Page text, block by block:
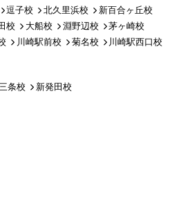
逗子校 北久里浜校
新百合ヶ丘校
校 大船校 淵野辺校
茅ヶ崎校
川崎駅前校 菊名校 川崎駅西口校
条校 新発田校